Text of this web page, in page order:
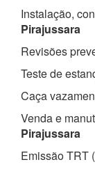
Instalação,
Pirajussara
Revisões
Teste de
Caça
Venda e
Pirajussara
Emissão TRT